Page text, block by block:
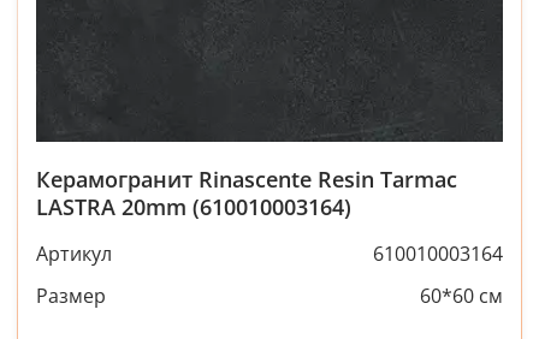
Керамогранит Rinascente Resin Tarmac
LASTRA 20mm (610010003164)
Артикул
610010003164
Размер
60*60 см